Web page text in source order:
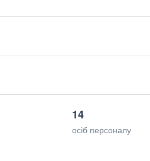
14
осіб персоналу